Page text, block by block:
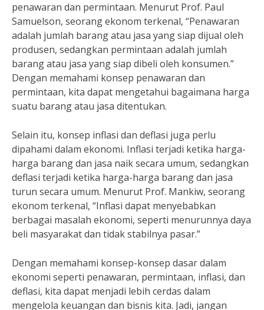
penawaran dan permintaan. Menurut Prof. Paul
Samuelson, seorang ekonom terkenal, “Penawaran
adalah jumlah barang atau jasa yang siap dijual oleh
produsen, sedangkan permintaan adalah jumlah
barang atau jasa yang siap dibeli oleh konsumen.”
Dengan memahami konsep penawaran dan
permintaan, kita dapat mengetahui bagaimana harga
suatu barang atau jasa ditentukan.
Selain itu, konsep inflasi dan deflasi juga perlu
dipahami dalam ekonomi. Inflasi terjadi ketika harga-
harga barang dan jasa naik secara umum, sedangkan
deflasi terjadi ketika harga-harga barang dan jasa
turun secara umum. Menurut Prof. Mankiw, seorang
ekonom terkenal, “Inflasi dapat menyebabkan
berbagai masalah ekonomi, seperti menurunnya daya
beli masyarakat dan tidak stabilnya pasar.”
Dengan memahami konsep-konsep dasar dalam
ekonomi seperti penawaran, permintaan, inflasi, dan
deflasi, kita dapat menjadi lebih cerdas dalam
mengelola keuangan dan bisnis kita. Jadi, jangan